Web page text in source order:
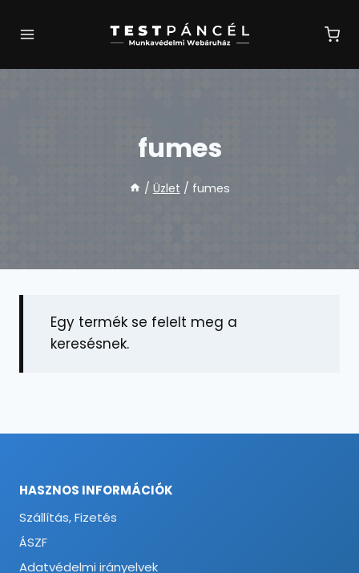
fumes
/ Üzlet / fumes
Egy termék se felelt meg a
keresésnek.
HASZNOS INFORMÁCIÓK
Szállítás, Fizetés
ÁSZF
Adatvédelmi irányelvek